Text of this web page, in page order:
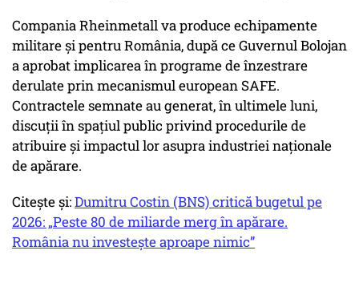
Compania Rheinmetall va produce echipamente
militare și pentru România, după ce Guvernul Bolojan
a aprobat implicarea în programe de înzestrare
derulate prin mecanismul european SAFE.
Contractele semnate au generat, în ultimele luni,
discuții în spațiul public privind procedurile de
atribuire și impactul lor asupra industriei naționale
de apărare.
Citește și:Dumitru Costin (BNS) critică bugetul pe
2026: „Peste 80 de miliarde merg în apărare.
România nu investește aproape nimic”